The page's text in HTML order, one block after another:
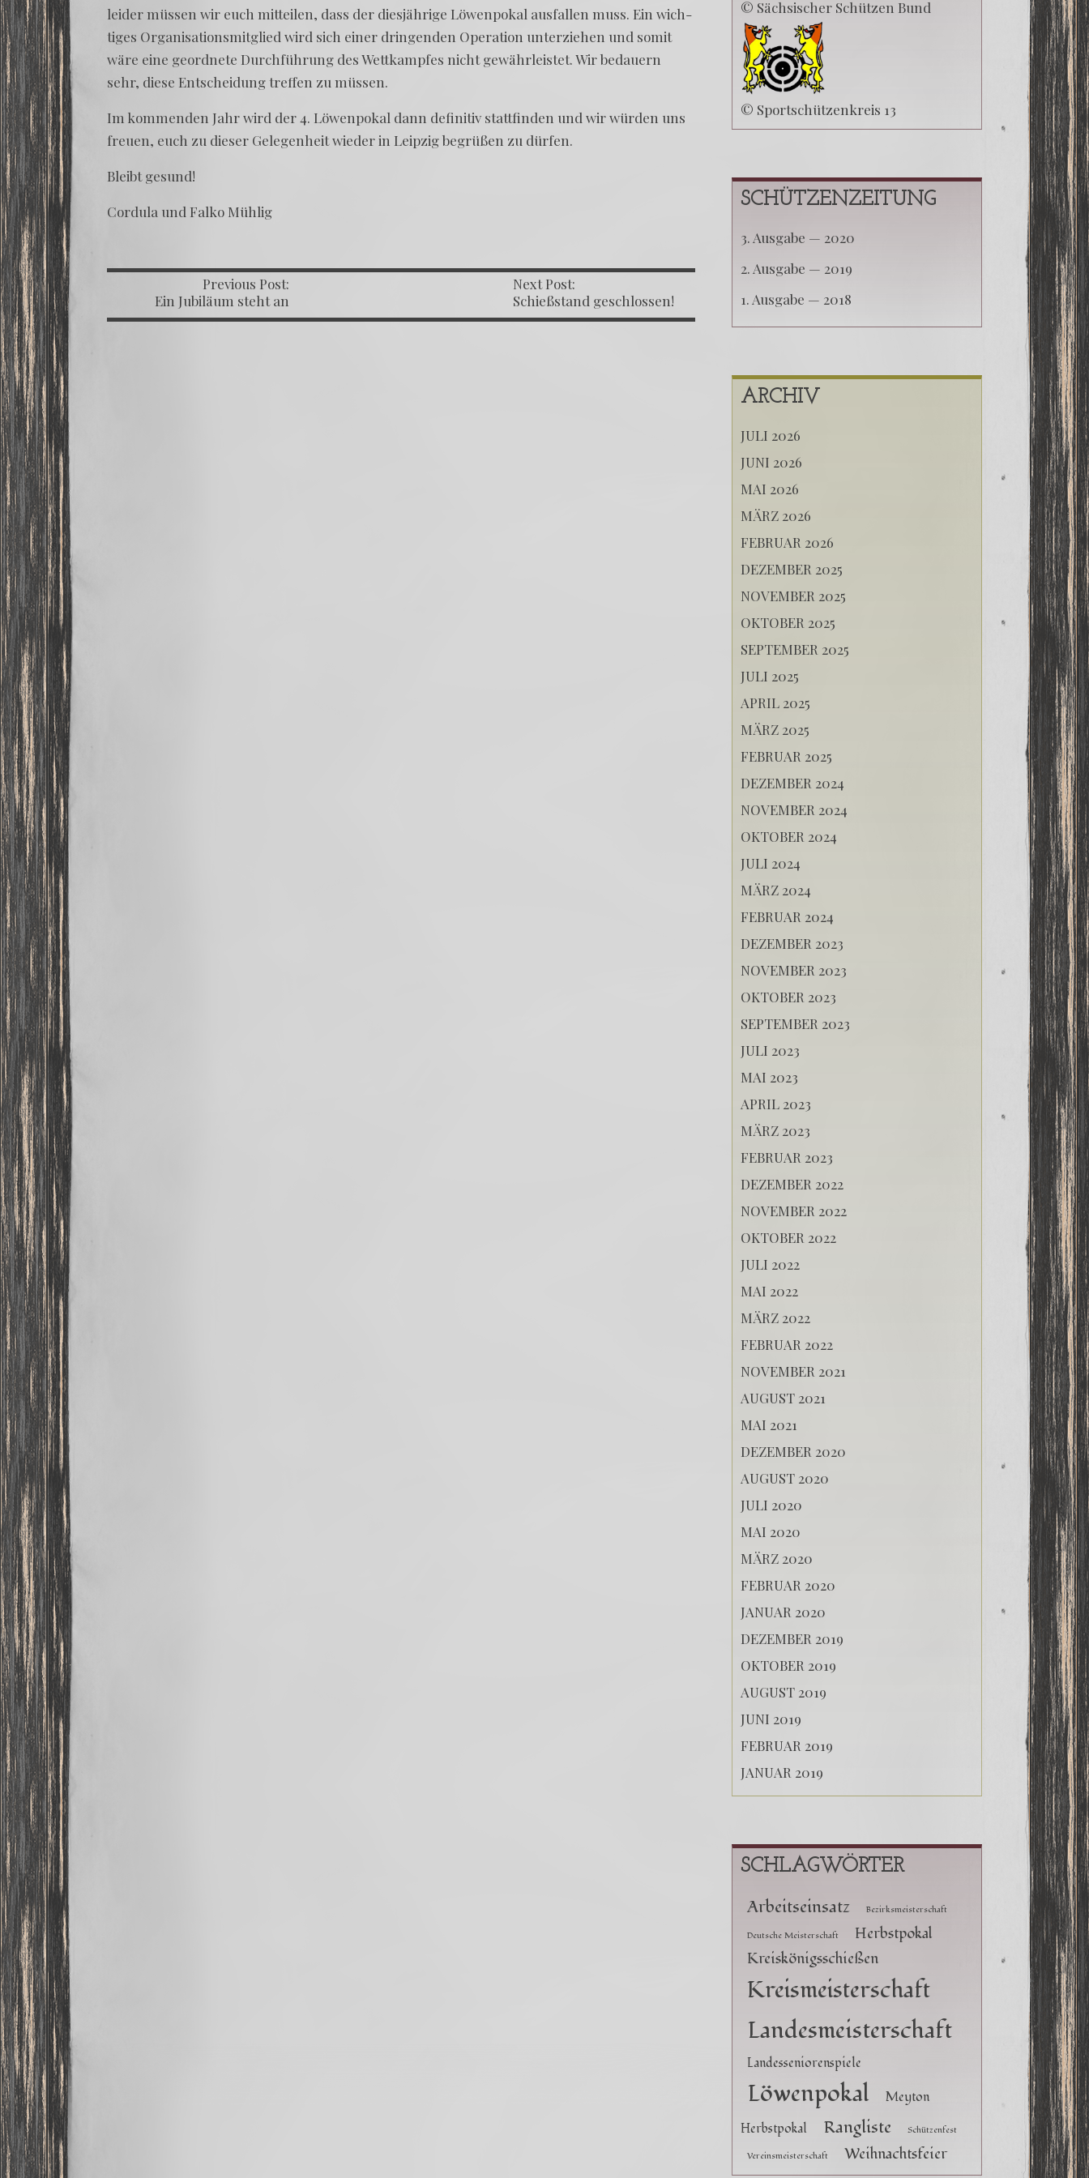
lei­der müs­sen wir euch mit­tei­len, dass der dies­jäh­ri­ge Löwen­po­kal aus­fal­len muss. Ein wich­
ti­ges Orga­ni­sa­ti­ons­mit­glied wird sich einer drin­gen­den Ope­ra­ti­on unter­zie­hen und somit
wäre eine geord­ne­te Durch­füh­rung des Wett­kamp­fes nicht gewähr­leis­tet. Wir bedau­ern
sehr, die­se Ent­schei­dung tref­fen zu müssen.
Im kom­men­den Jahr wird der 4. Löwen­po­kal dann defi­ni­tiv statt­fin­den und wir wür­den uns
freu­en, euch zu die­ser Gele­gen­heit wie­der in Leip­zig begrü­ßen zu dürfen.
Bleibt gesund!
Cor­du­la und Fal­ko Mühlig
Previous Post:
Ein Jubiläum steht an
Next Post:
Schießstand geschlossen!
© Sächsischer Schützen Bund
© Sportschützenkreis 13
SCHÜTZENZEITUNG
3. Aus­ga­be — 2020
2. Aus­ga­be — 2019
1. Aus­ga­be — 2018
ARCHIV
JULI 2026
JUNI 2026
MAI 2026
MÄRZ 2026
FEBRUAR 2026
DEZEMBER 2025
NOVEMBER 2025
OKTOBER 2025
SEPTEMBER 2025
JULI 2025
APRIL 2025
MÄRZ 2025
FEBRUAR 2025
DEZEMBER 2024
NOVEMBER 2024
OKTOBER 2024
JULI 2024
MÄRZ 2024
FEBRUAR 2024
DEZEMBER 2023
NOVEMBER 2023
OKTOBER 2023
SEPTEMBER 2023
JULI 2023
MAI 2023
APRIL 2023
MÄRZ 2023
FEBRUAR 2023
DEZEMBER 2022
NOVEMBER 2022
OKTOBER 2022
JULI 2022
MAI 2022
MÄRZ 2022
FEBRUAR 2022
NOVEMBER 2021
AUGUST 2021
MAI 2021
DEZEMBER 2020
AUGUST 2020
JULI 2020
MAI 2020
MÄRZ 2020
FEBRUAR 2020
JANUAR 2020
DEZEMBER 2019
OKTOBER 2019
AUGUST 2019
JUNI 2019
FEBRUAR 2019
JANUAR 2019
SCHLAGWÖRTER
Arbeitseinsatz Bezirksmeisterschaft
Deutsche Meisterschaft
Herbstpokal
Kreiskönigsschießen
Kreismeisterschaft
Landesmeisterschaft
Landesseniorenspiele
Löwenpokal
Meyton
Herbstpokal
Rangliste Schützenfest
Vereinsmeisterschaft Weihnachtsfeier